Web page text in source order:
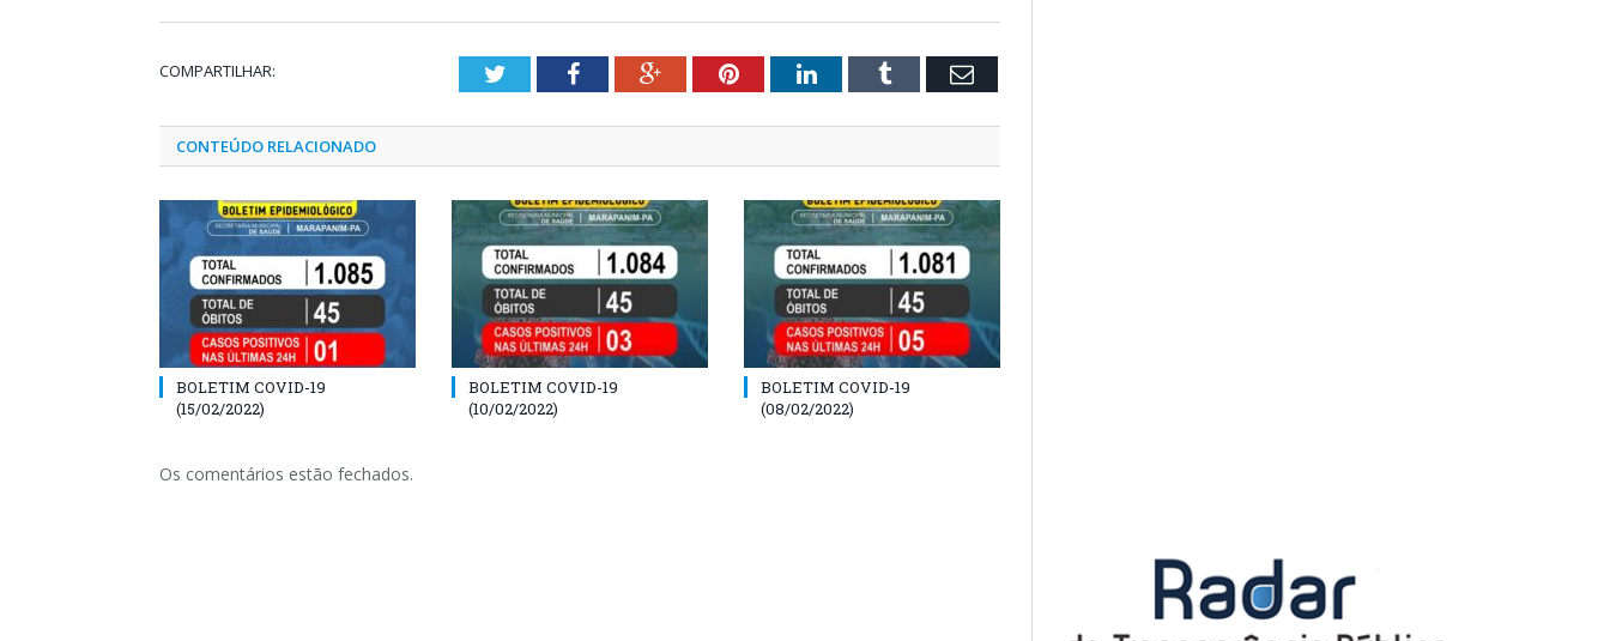
COMPARTILHAR: TwitterFacebookGoogle+PinterestLinkedInTumblr Email
CONTEÚDO RELACIONADO
BOLETIM COVID-19
(15/02/2022)
BOLETIM COVID-19
(10/02/2022)
BOLETIM COVID-19
(08/02/2022)
Os comentários estão fechados.